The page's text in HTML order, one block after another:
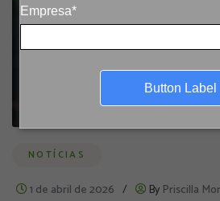
Empresa*
Button Label
NOTÍCIAS
1 de abril de 2026 / By Priscilla